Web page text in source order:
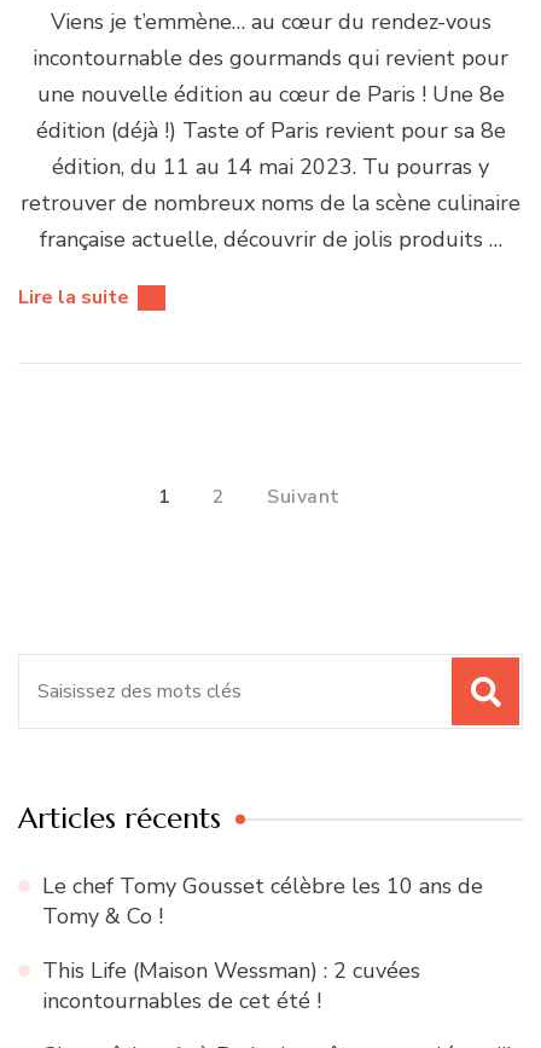
Viens je t’emmène… au cœur du rendez-vous
incontournable des gourmands qui revient pour
une nouvelle édition au cœur de Paris ! Une 8e
édition (déjà !) Taste of Paris revient pour sa 8e
édition, du 11 au 14 mai 2023. Tu pourras y
retrouver de nombreux noms de la scène culinaire
française actuelle, découvrir de jolis produits …
Lire la suite
publicationsPAGE
1 PAGE
2 Suivant
Articles récents
Le chef Tomy Gousset célèbre les 10 ans de
Tomy & Co !
This Life (Maison Wessman) : 2 cuvées
incontournables de cet été !